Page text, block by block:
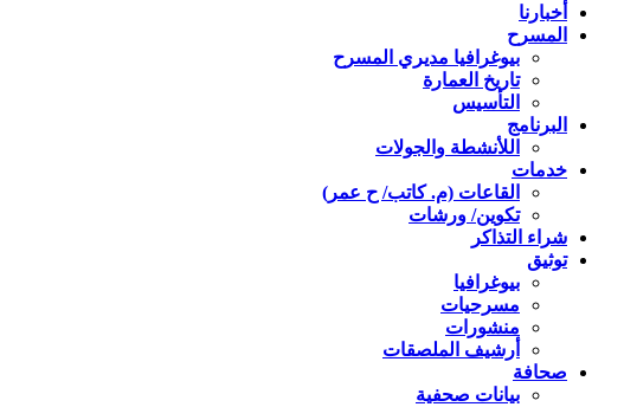
أخبارنا
المسرح
بيوغرافيا مديري المسرح
تاريخ العمارة
التأسيس
البرنامج
اللأنشطة والجولات
خدمات
القاعات (م. كاتب/ ح عمر)
تكوين/ ورشات
شراء التذاكر
توثيق
بيوغرافيا
مسرحيات
منشورات
أرشيف الملصقات
صحافة
بيانات صحفية